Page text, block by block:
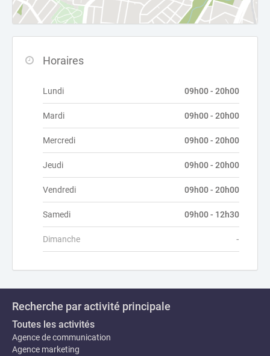
Horaires
Lundi 09h00 - 20h00
Mardi 09h00 - 20h00
Mercredi 09h00 - 20h00
Jeudi 09h00 - 20h00
Vendredi 09h00 - 20h00
Samedi 09h00 - 12h30
Dimanche -
Recherche par activité principale
Toutes les activités
Agence de communication
Agence marketing